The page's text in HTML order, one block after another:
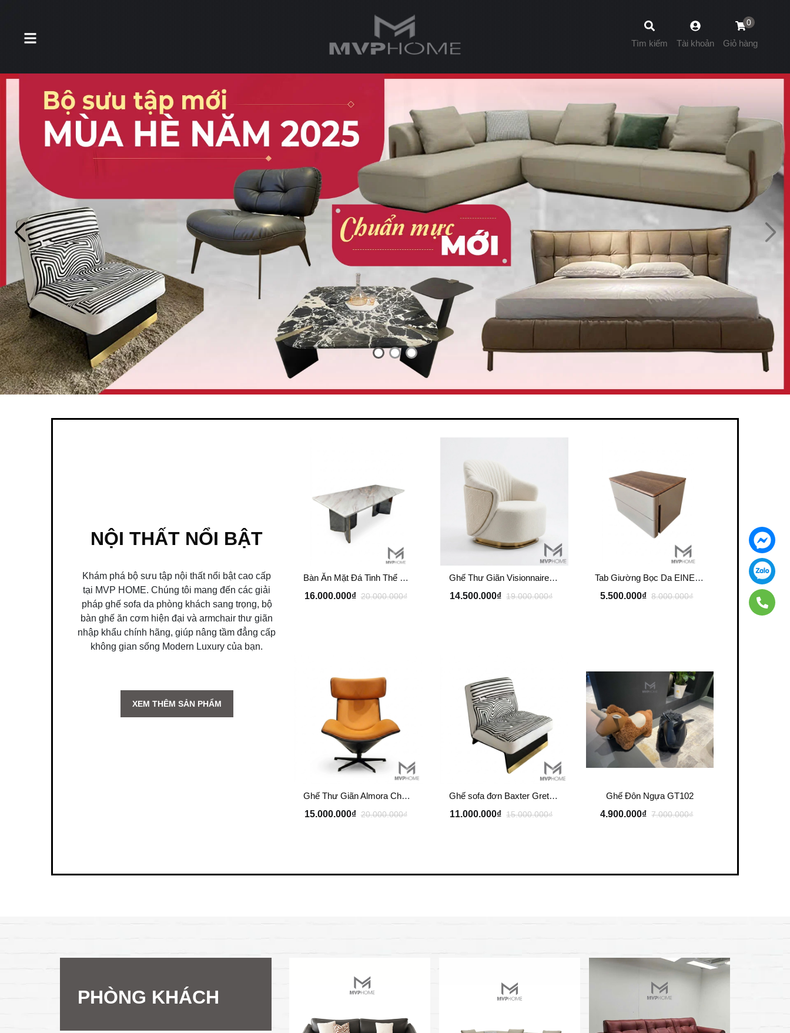
0
Giỏ hàng
Tài khoản
Tìm kiếm
NỘI THẤT NỔI BẬT
Khám phá bộ sưu tập nội thất nổi bật cao cấp
tại MVP HOME. Chúng tôi mang đến các giải
pháp ghế sofa da phòng khách sang trọng, bộ
bàn ghế ăn cơm hiện đại và armchair thư giãn
nhập khẩu chính hãng, giúp nâng tầm đẳng cấp
không gian sống Modern Luxury của bạn.
XEM THÊM SẢN PHẨM
Bàn Ăn Mặt Đá Tinh Thể BA202
16.000.000₫ 20.000.000₫
Ghế Thư Giãn Visionnaire Adele Armchair SFD11
14.500.000₫19.000.000₫
Tab Giường Bọc Da EINES Nightstand Table TG122
5.500.000₫8.000.000₫
Ghế Thư Giãn Almora Chair/ Tazzana Armchair GTG11
15.000.000₫ 20.000.000₫
Ghế sofa đơn Baxter Greta Armchair
11.000.000₫15.000.000₫
Ghế Đôn Ngựa GT102
4.900.000₫7.000.000₫
PHÒNG KHÁCH